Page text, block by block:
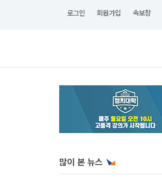
로그인 회원가입 속보창
많이 본 뉴스